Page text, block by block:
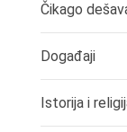
Čikago
Događaji
Istorija i